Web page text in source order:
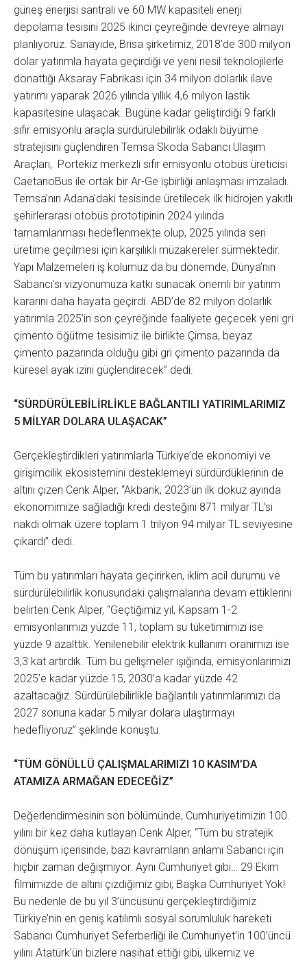
güneş enerjisi santrali ve 60 MW kapasiteli enerji
depolama tesisini 2025 ikinci çeyreğinde devreye almayı
planlıyoruz. Sanayide, Brisa şirketimiz, 2018’de 300 milyon
dolar yatırımla hayata geçirdiği ve yeni nesil teknolojilerle
donattığı Aksaray Fabrikası için 34 milyon dolarlık ilave
yatırımı yaparak 2026 yılında yıllık 4,6 milyon lastik
kapasitesine ulaşacak. Bugüne kadar geliştirdiği 9 farklı
sıfır emisyonlu araçla sürdürülebilirlik odaklı büyüme
stratejisini güçlendiren Temsa Skoda Sabancı Ulaşım
Araçları, Portekiz merkezli sıfır emisyonlu otobüs üreticisi
CaetanoBus ile ortak bir Ar-Ge işbirliği anlaşması imzaladı.
Temsa'nın Adana'daki tesisinde üretilecek ilk hidrojen yakıtlı
şehirlerarası otobüs prototipinin 2024 yılında
tamamlanması hedeflenmekte olup, 2025 yılında seri
üretime geçilmesi için karşılıklı müzakereler sürmektedir.
Yapı Malzemeleri iş kolumuz da bu dönemde, Dünya’nın
Sabancı’sı vizyonumuza katkı sunacak önemli bir yatırım
kararını daha hayata geçirdi. ABD’de 82 milyon dolarlık
yatırımla 2025’in son çeyreğinde faaliyete geçecek yeni gri
çimento öğütme tesisimiz ile birlikte Çimsa, beyaz
çimento pazarında olduğu gibi gri çimento pazarında da
küresel ayak izini güçlendirecek” dedi.
“SÜRDÜRÜLEBİLİRLİKLE BAĞLANTILI YATIRIMLARIMIZ
5 MİLYAR DOLARA ULAŞACAK”
Gerçekleştirdikleri yatırımlarla Türkiye’de ekonomiyi ve
girişimcilik ekosistemini desteklemeyi sürdürdüklerinin de
altını çizen Cenk Alper, “Akbank, 2023’ün ilk dokuz ayında
ekonomimize sağladığı kredi desteğini 871 milyar TL’si
nakdi olmak üzere toplam 1 trilyon 94 milyar TL seviyesine
çıkardı” dedi.
Tüm bu yatırımları hayata geçirirken, iklim acil durumu ve
sürdürülebilirlik konusundaki çalışmalarına devam ettiklerini
belirten Cenk Alper, “Geçtiğimiz yıl, Kapsam 1-2
emisyonlarımızı yüzde 11, toplam su tüketimimizi ise
yüzde 9 azalttık. Yenilenebilir elektrik kullanım oranımızı ise
3,3 kat artırdık. Tüm bu gelişmeler ışığında, emisyonlarımızı
2025’e kadar yüzde 15, 2030’a kadar yüzde 42
azaltacağız. Sürdürülebilirlikle bağlantılı yatırımlarımızı da
2027 sonuna kadar 5 milyar dolara ulaştırmayı
hedefliyoruz” şeklinde konuştu.
“TÜM GÖNÜLLÜ ÇALIŞMALARIMIZI 10 KASIM’DA
ATAMIZA ARMAĞAN EDECEĞİZ”
Değerlendirmesinin son bölümünde, Cumhuriyetimizin 100.
yılını bir kez daha kutlayan Cenk Alper, “Tüm bu stratejik
dönüşüm içerisinde, bazı kavramların anlamı Sabancı için
hiçbir zaman değişmiyor. Aynı Cumhuriyet gibi… 29 Ekim
filmimizde de altını çizdiğimiz gibi; Başka Cumhuriyet Yok!
Bu nedenle de bu yıl 3’üncüsünü gerçekleştirdiğimiz
Türkiye’nin en geniş katılımlı sosyal sorumluluk hareketi
Sabancı Cumhuriyet Seferberliği ile Cumhuriyet’in 100’üncü
yılını Atatürk’ün bizlere nasihat ettiği gibi, ülkemiz ve